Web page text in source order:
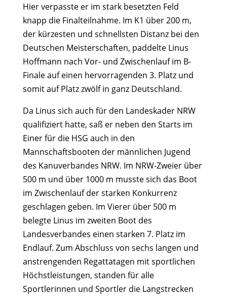
Hier verpasste er im stark besetzten Feld
knapp die Finalteilnahme. Im K1 über 200 m,
der kürzesten und schnellsten Distanz bei den
Deutschen Meisterschaften, paddelte Linus
Hoffmann nach Vor- und Zwischenlauf im B-
Finale auf einen hervorragenden 3. Platz und
somit auf Platz zwölf in ganz Deutschland.
Da Linus sich auch für den Landeskader NRW
qualifiziert hatte, saß er neben den Starts im
Einer für die HSG auch in den
Mannschaftsbooten der männlichen Jugend
des Kanuverbandes NRW. Im NRW-Zweier über
500 m und über 1000 m musste sich das Boot
im Zwischenlauf der starken Konkurrenz
geschlagen geben. Im Vierer über 500 m
belegte Linus im zweiten Boot des
Landesverbandes einen starken 7. Platz im
Endlauf. Zum Abschluss von sechs langen und
anstrengenden Regattatagen mit sportlichen
Höchstleistungen, standen für alle
Sportlerinnen und Sportler die Langstrecken